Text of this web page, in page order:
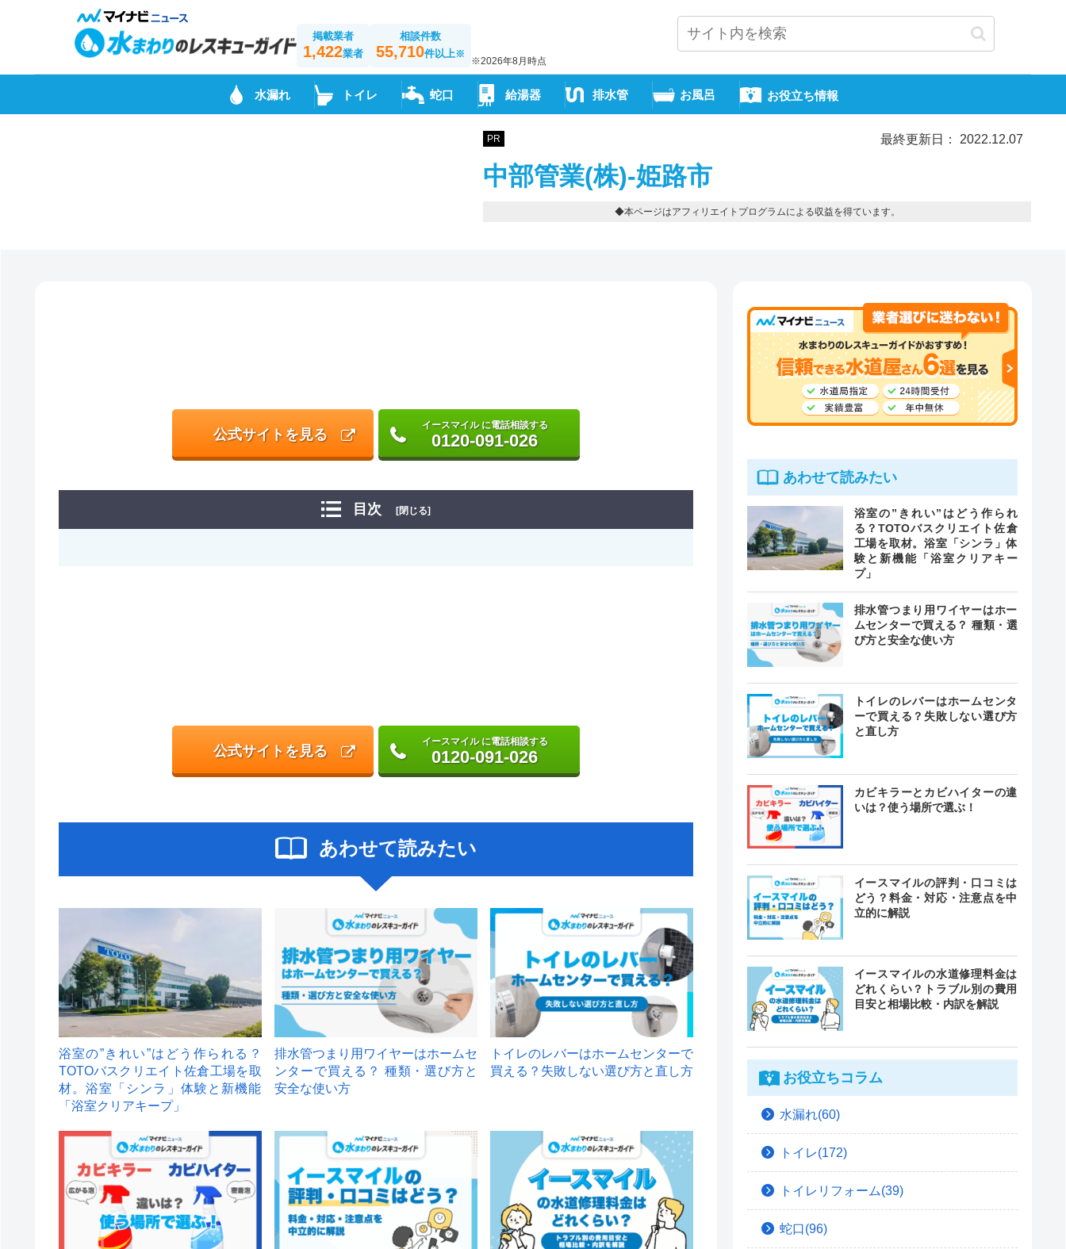
掲載業者
1,422業者
相談件数
55,710件以上※
※2026年8月時点
水漏れ トイレ 蛇口 給湯器 排水管 お風呂 お役立ち情報
PR 最終更新日： 2022.12.07
中部管業(株)-姫路市
◆本ページはアフィリエイトプログラムによる収益を得ています。
公式サイトを見る
イースマイル に電話相談する
0120-091-026
目次 [閉じる]
公式サイトを見る
イースマイル に電話相談する
0120-091-026
あわせて読みたい
浴室の”きれい”はどう作られる？
TOTOバスクリエイト佐倉工場を取
材。浴室「シンラ」体験と新機能
「浴室クリアキープ」
排水管つまり用ワイヤーはホームセ
ンターで買える？ 種類・選び方と
安全な使い方
トイレのレバーはホームセンターで
買える？失敗しない選び方と直し方
あわせて読みたい
浴室の”きれい”はどう作られ
る？TOTOバスクリエイト佐倉
工場を取材。浴室「シンラ」体
験と新機能「浴室クリアキー
プ」
排水管つまり用ワイヤーはホー
ムセンターで買える？ 種類・選
び方と安全な使い方
トイレのレバーはホームセンタ
ーで買える？失敗しない選び方
と直し方
カビキラーとカビハイターの違
いは？使う場所で選ぶ！
イースマイルの評判・口コミは
どう？料金・対応・注意点を中
立的に解説
イースマイルの水道修理料金は
どれくらい？トラブル別の費用
目安と相場比較・内訳を解説
お役立ちコラム
水漏れ(60)
トイレ(172)
トイレリフォーム(39)
蛇口(96)